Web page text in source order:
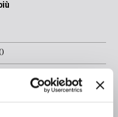
di soggetti
secondo le
sono un'opera in